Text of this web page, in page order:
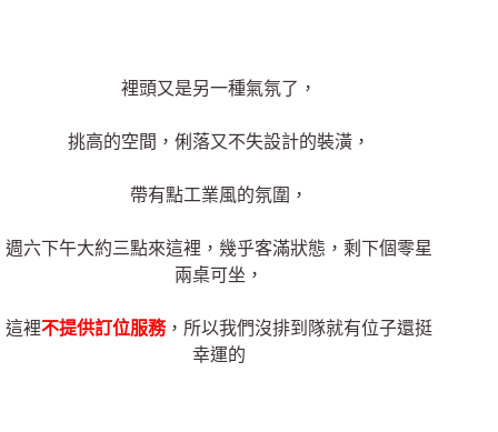
裡頭又是另一種氣氛了，
挑高的空間，俐落又不失設計的裝潢，
帶有點工業風的氛圍，
週六下午大約三點來這裡，幾乎客滿狀態，剩下個零星
兩桌可坐，
這裡不提供訂位服務，所以我們沒排到隊就有位子還挺
幸運的